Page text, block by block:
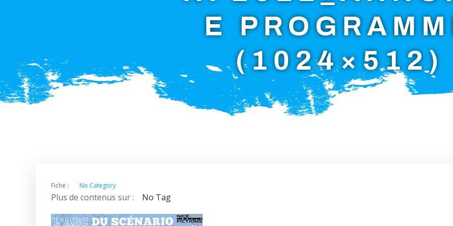
E
(1024×512)
Fiche : No Category
Plus de contenus sur : No Tag